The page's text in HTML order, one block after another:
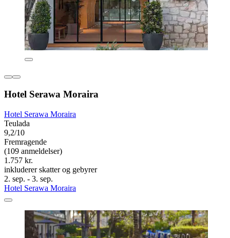
Hotel Serawa Moraira
Hotel Serawa Moraira
Teulada
9,2/10
Fremragende
(109 anmeldelser)
1.757 kr.
inkluderer skatter og gebyrer
2. sep. - 3. sep.
Hotel Serawa Moraira